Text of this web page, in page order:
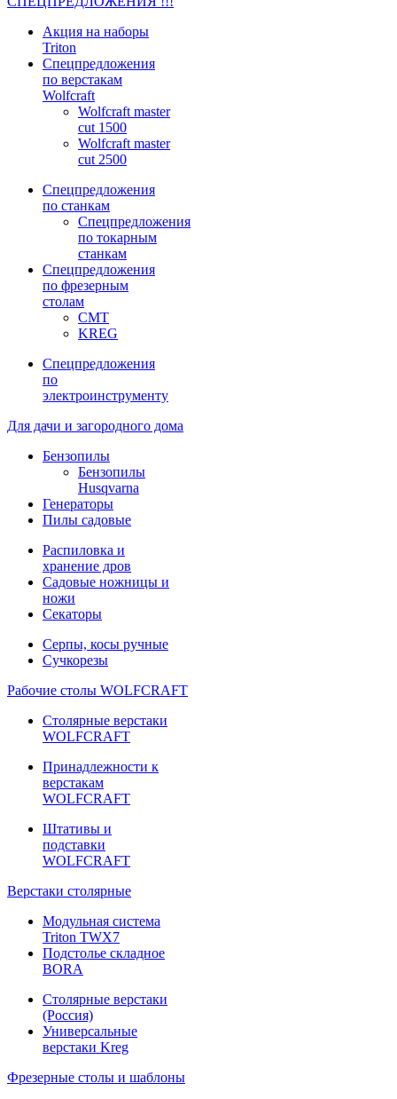
Акция на наборы
Triton
Спецпредложения
по верстакам
Wolfcraft
Wolfcraft master
cut 1500
Wolfcraft master
cut 2500
Спецпредложения
по станкам
Спецпредложения
по токарным
станкам
Спецпредложения
по фрезерным
столам
CMT
KREG
Спецпредложения
по
электроинструменту
Для дачи и загородного дома
Бензопилы
Бензопилы
Husqvarna
Генераторы
Пилы садовые
Распиловка и
хранение дров
Садовые ножницы и
ножи
Секаторы
Серпы, косы ручные
Сучкорезы
Рабочие столы WOLFCRAFT
Столярные верстаки
WOLFCRAFT
Принадлежности к
верстакам
WOLFCRAFT
Штативы и
подставки
WOLFCRAFT
Верстаки столярные
Модульная система
Triton TWX7
Подстолье складное
BORA
Столярные верстаки
(Россия)
Универсальные
верстаки Kreg
Фрезерные столы и шаблоны